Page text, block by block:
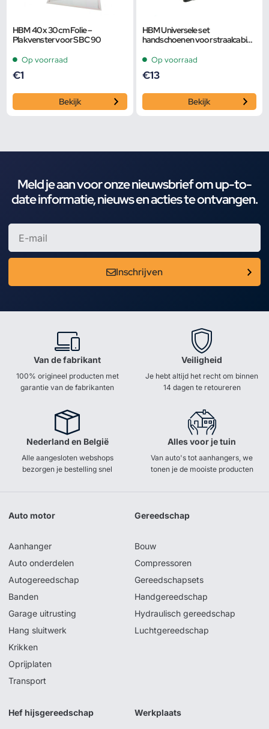
HBM 40 x 30 cm Folie –
Plakvenster voor SBC 90
Op voorraad
€1
Bekijk
HBM Universele set
handschoenen voor straalcabine
Op voorraad
€13
Bekijk
Meld je aan voor onze nieuwsbrief om up-to-
date informatie, nieuws en acties te ontvangen.
Inschrijven
Van de fabrikant
100% origineel producten met
garantie van de fabrikanten
Veiligheid
Je hebt altijd het recht om binnen
14 dagen te retoureren
Nederland en België
Alle aangesloten webshops
bezorgen je bestelling snel
Alles voor je tuin
Van auto's tot aanhangers, we
tonen je de mooiste producten
Auto motor
Aanhanger
Auto onderdelen
Autogereedschap
Banden
Garage uitrusting
Hang sluitwerk
Krikken
Oprijplaten
Transport
Gereedschap
Bouw
Compressoren
Gereedschapsets
Handgereedschap
Hydraulisch gereedschap
Luchtgereedschap
Hef hijsgereedschap Werkplaats